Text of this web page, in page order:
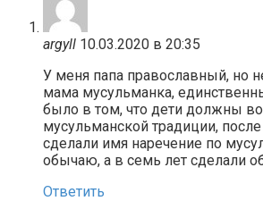
argyll 10.03.2020 в 20:35
У меня папа православный, но
мама мусульманка,
было в том, что дети должны
мусульманской традиции,
сделали имя наречение по
обычаю, а в семь лет сделали
Ответить